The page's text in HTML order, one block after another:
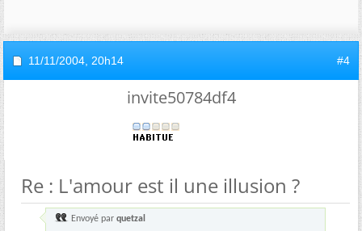
11/11/2004, 20h14 #4
invite50784df4
Re : L'amour est il une illusion ?
Envoyé par quetzal